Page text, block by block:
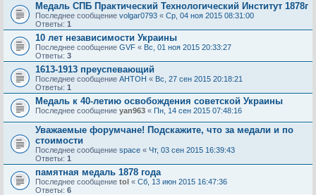
Медаль СПБ Практический Технологический Институт 1878г
Последнее сообщение volgar0793 « Ср, 04 ноя 2015 08:31:00
Ответы: 1
10 лет независимости Украины
Последнее сообщение GVF « Вс, 01 ноя 2015 20:33:27
Ответы: 3
1613-1913 преуспевающий
Последнее сообщение AHTOH « Вс, 27 сен 2015 20:18:21
Ответы: 1
Медаль к 40-летию освобождения советской Украины
Последнее сообщение yan963 « Пн, 14 сен 2015 07:48:16
Уважаемые форумчане! Подскажите, что за медали и по
стоимости
Последнее сообщение space « Чт, 03 сен 2015 16:39:43
Ответы: 1
памятная медаль 1878 года
Последнее сообщение tol « Сб, 13 июн 2015 16:47:36
Ответы: 6